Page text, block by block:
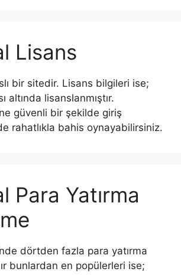
Lisans
bir sitedir. Lisans bilgileri ise;
altında lisanslanmıştır.
güvenli bir şekilde giriş
rahatlıkla bahis oynayabilirsiniz.
Para Yatırma
dörtden fazla para yatırma
bunlardan en popülerleri ise;